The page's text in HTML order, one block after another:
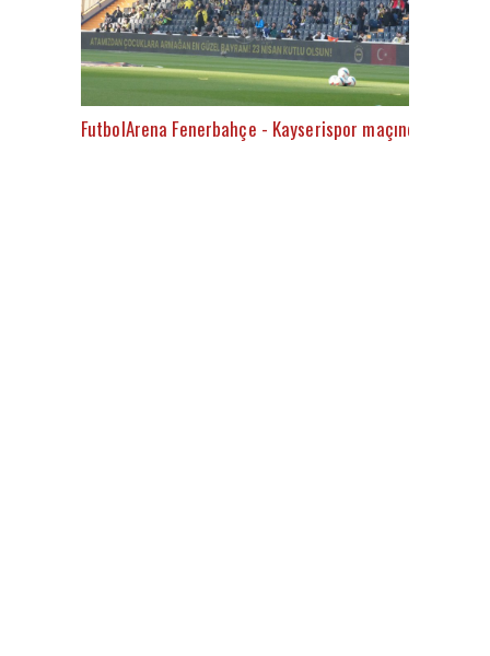
FutbolArena Fenerbahçe - Kayserispor maçında